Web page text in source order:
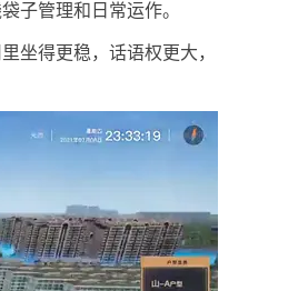
子管理和日常运作。
坐得更稳，话语权更大，